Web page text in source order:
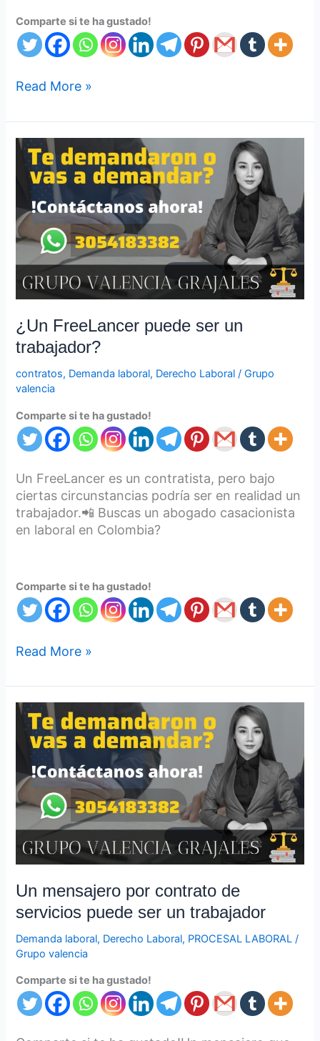
Comparte si te ha gustado!
Read More »
¿Un FreeLancer puede ser un
trabajador?
contratos, Demanda laboral, Derecho Laboral /Grupo
valencia
Comparte si te ha gustado!
Un FreeLancer es un contratista, pero bajo
ciertas circunstancias podría ser en realidad un
trabajador.📲 Buscas un abogado casacionista
en laboral en Colombia?
Comparte si te ha gustado!
¿Un
FreeLancer
puede
un
trabajador?
Read More »
Un mensajero por contrato de
servicios puede ser un trabajador
Demanda laboral, Derecho Laboral, PROCESAL LABORAL /
Grupo valencia
Comparte si te ha gustado!
Un
mensajero
por
contrato
de
servicios
puede
ser
un
trabajador